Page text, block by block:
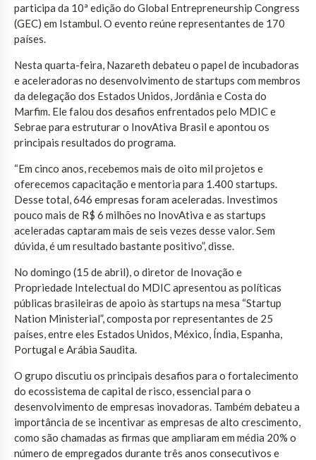
participa da 10ª edição do Global Entrepreneurship Congress
(GEC) em Istambul. O evento reúne representantes de 170
países.
Nesta quarta-feira, Nazareth debateu o papel de incubadoras
e aceleradoras no desenvolvimento de startups com membros
da delegação dos Estados Unidos, Jordânia e Costa do
Marfim. Ele falou dos desafios enfrentados pelo MDIC e
Sebrae para estruturar o InovAtiva Brasil e apontou os
principais resultados do programa.
“Em cinco anos, recebemos mais de oito mil projetos e
oferecemos capacitação e mentoria para 1.400 startups.
Desse total, 646 empresas foram aceleradas. Investimos
pouco mais de R$ 6 milhões no InovAtiva e as startups
aceleradas captaram mais de seis vezes desse valor. Sem
dúvida, é um resultado bastante positivo”, disse.
No domingo (15 de abril), o diretor de Inovação e
Propriedade Intelectual do MDIC apresentou as políticas
públicas brasileiras de apoio às startups na mesa “Startup
Nation Ministerial”, composta por representantes de 25
países, entre eles Estados Unidos, México, Índia, Espanha,
Portugal e Arábia Saudita.
O grupo discutiu os principais desafios para o fortalecimento
do ecossistema de capital de risco, essencial para o
desenvolvimento de empresas inovadoras. Também debateu a
importância de se incentivar as empresas de alto crescimento,
como são chamadas as firmas que ampliaram em média 20% o
número de empregados durante três anos consecutivos e